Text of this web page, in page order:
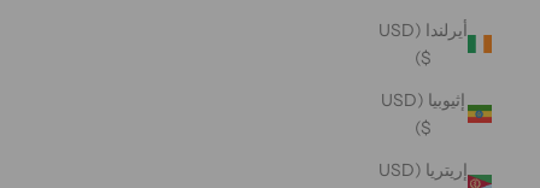
أيرلندا (USD
$)
إثيوبيا (USD
$)
إريتريا (USD